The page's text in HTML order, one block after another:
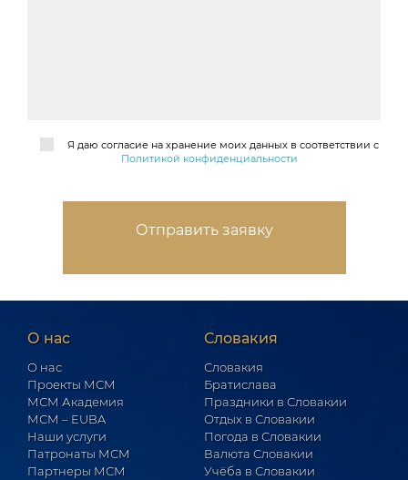
Я даю согласие на хранение моих данных в соответствии с
Политикой конфиденциальности
О нас
О нас
Проекты МСМ
МСМ Академия
МСМ – EUBA
Наши услуги
Патронаты МСМ
Партнеры МСМ
Словакия
Словакия
Братислава
Праздники в Словакии
Отдых в Словакии
Погода в Словакии
Валюта Словакии
Учёба в Словакии